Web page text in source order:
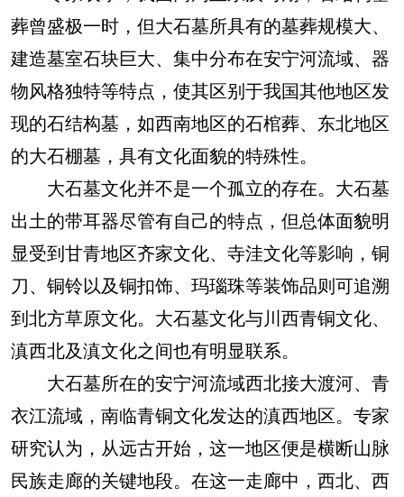
葬曾盛极一时，但大石墓所具有的墓葬规模大、
建造墓室石块巨大、集中分布在安宁河流域、器
物风格独特等特点，使其区别于我国其他地区发
现的石结构墓，如西南地区的石棺葬、东北地区
的大石棚墓，具有文化面貌的特殊性。
大石墓文化并不是一个孤立的存在。大石墓
出土的带耳器尽管有自己的特点，但总体面貌明
显受到甘青地区齐家文化、寺洼文化等影响，铜
刀、铜铃以及铜扣饰、玛瑙珠等装饰品则可追溯
到北方草原文化。大石墓文化与川西青铜文化、
滇西北及滇文化之间也有明显联系。
大石墓所在的安宁河流域西北接大渡河、青
衣江流域，南临青铜文化发达的滇西地区。专家
研究认为，从远古开始，这一地区便是横断山脉
民族走廊的关键地段。在这一走廊中，西北、西